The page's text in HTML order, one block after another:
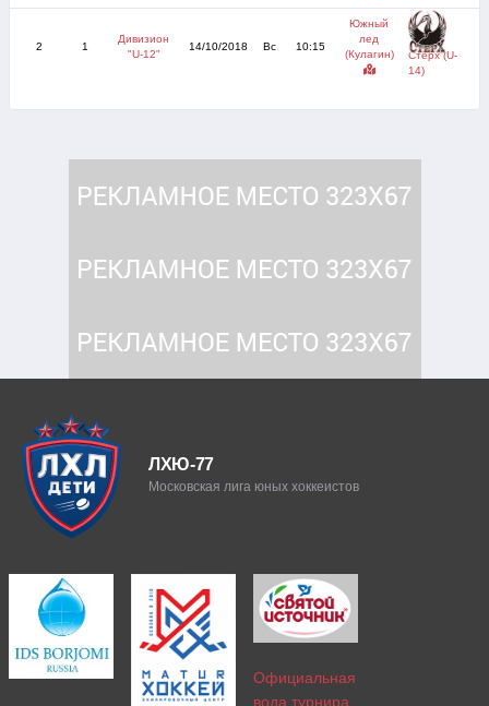
2 1
Дивизион
"U-12"
14/10/2018 Вс 10:15
Южный
лед
(Кулагин)
Стерх (U-
14)
ЛХЮ-77
Московская лига юных хоккеистов
Официальная
вода турнира